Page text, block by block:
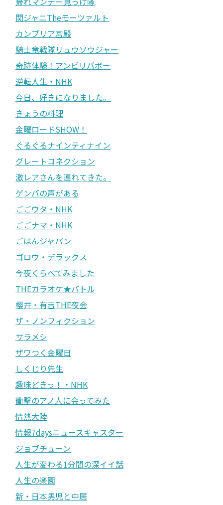
関ジャニTheモーツァルト
カンブリア宮殿
騎士竜戦隊リュウソウジャー
奇跡体験！アンビリバボー
逆転人生・NHK
今日、好きになりました。
きょうの料理
金曜ロードSHOW！
ぐるぐるナインティナイン
グレートコネクション
激レアさんを連れてきた。
ゲンバの声がある
ごごウタ・NHK
ごごナマ・NHK
ごはんジャパン
ゴロウ・デラックス
今夜くらべてみました
THEカラオケ★バトル
櫻井・有吉THE夜会
ザ・ノンフィクション
サラメシ
ザワつく金曜日
しくじり先生
趣味どきっ！・NHK
衝撃のアノ人に会ってみた
情熱大陸
情報7daysニュースキャスター
ジョブチューン
人生が変わる1分間の深イイ話
人生の楽園
新・日本男児と中居